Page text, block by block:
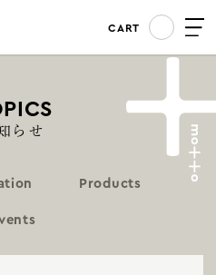
CART
らせ
Products